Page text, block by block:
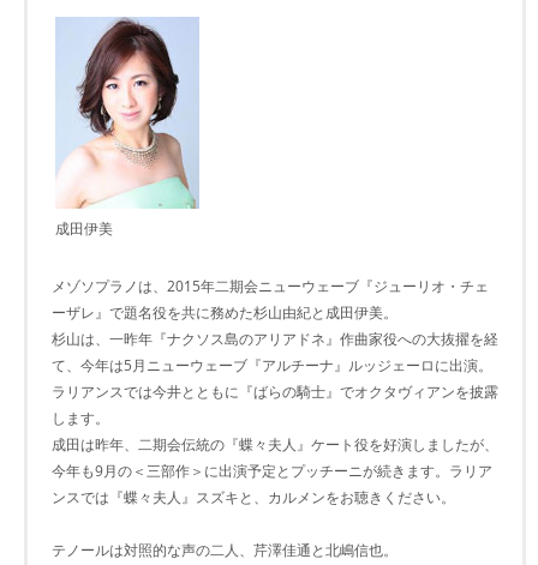
成田伊美
メゾソプラノは、2015年二期会ニューウェーブ『ジューリオ・チェ
ーザレ』で題名役を共に務めた杉山由紀と成田伊美。
杉山は、一昨年『ナクソス島のアリアドネ』作曲家役への大抜擢を経
て、今年は5月ニューウェーブ『アルチーナ』ルッジェーロに出演。
ラリアンスでは今井とともに『ばらの騎士』でオクタヴィアンを披露
します。
成田は昨年、二期会伝統の『蝶々夫人』ケート役を好演しましたが、
今年も9月の＜三部作＞に出演予定とプッチーニが続きます。ラリア
ンスでは『蝶々夫人』スズキと、カルメンをお聴きください。
テノールは対照的な声の二人、芹澤佳通と北嶋信也。